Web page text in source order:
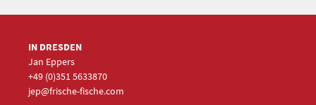
IN DRESDEN
Jan Eppers
+49 (0)3515633870
jep@frische-fische.com